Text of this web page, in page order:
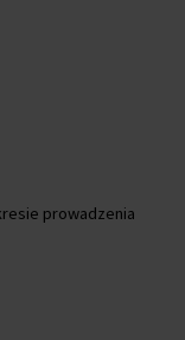
prowadzenia